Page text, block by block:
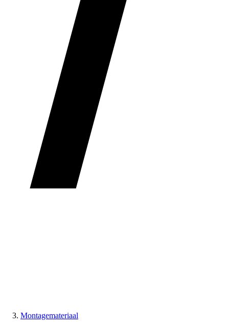
Montagemateriaal